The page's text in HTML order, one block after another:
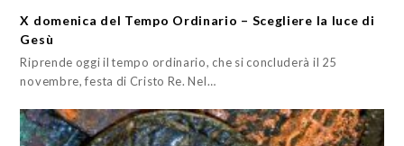
X domenica del Tempo Ordinario – Scegliere la luce di
Gesù
Riprende oggi il tempo ordinario, che si concluderà il 25
novembre, festa di Cristo Re. Nel…